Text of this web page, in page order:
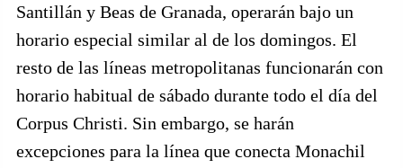
Santillán y Beas de Granada, operarán bajo un
horario especial similar al de los domingos. El
resto de las líneas metropolitanas funcionarán con
horario habitual de sábado durante todo el día del
Corpus Christi. Sin embargo, se harán
excepciones para la línea que conecta Monachil